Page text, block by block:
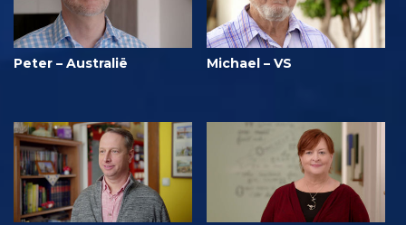
Peter – Australië Michael – VS